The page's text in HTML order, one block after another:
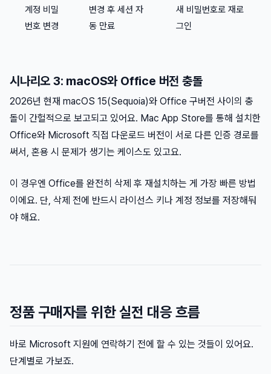
계정 비밀
번호 변경
변경 후 세션 자
동 만료
새 비밀번호로 재로
그인
시나리오 3: macOS와 Office 버전 충돌
2026년 현재 macOS 15(Sequoia)와 Office 구버전 사이의 충
돌이 간헐적으로 보고되고 있어요. Mac App Store를 통해 설치한
Office와 Microsoft 직접 다운로드 버전이 서로 다른 인증 경로를
써서, 혼용 시 문제가 생기는 케이스도 있고요.
이 경우엔 Office를 완전히 삭제 후 재설치하는 게 가장 빠른 방법
이에요. 단, 삭제 전에 반드시 라이선스 키나 계정 정보를 저장해둬
야 해요.
정품 구매자를 위한 실전 대응 흐름
바로 Microsoft 지원에 연락하기 전에 할 수 있는 것들이 있어요.
단계별로 가보죠.